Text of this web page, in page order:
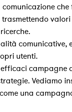
comunicazione
comunicative,
utenti.
Vediamo
una